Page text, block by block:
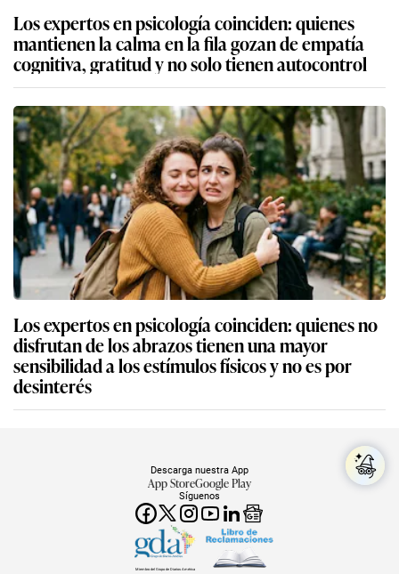
Los expertos en psicología coinciden: quienes
mantienen la calma en la fila gozan de empatía
cognitiva, gratitud y no solo tienen autocontrol
Los expertos en psicología coinciden: quienes no
disfrutan de los abrazos tienen una mayor
sensibilidad a los estímulos físicos y no es por
desinterés
Síguenos
Descarga nuestra App
App StoreGoogle Play
Miembro del Grupo de Diarios América